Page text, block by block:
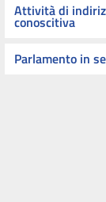
Attività di
conoscitiva
Parlamento in